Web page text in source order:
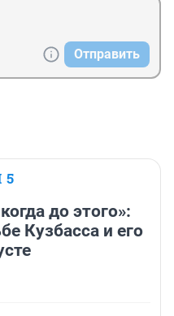
Отправить
5
до этого»:
Кузбасса и его